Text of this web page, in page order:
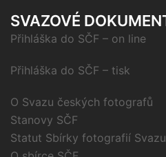
SVAZOVÉ
Přihláška do SČF – on line
Přihláška do SČF – tisk
O Svazu českých fotografů
Stanovy SČF
Statut Sbírky fotografií